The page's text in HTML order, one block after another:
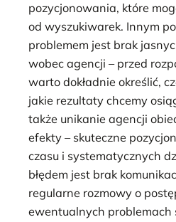
pozycjonowania, które
od wyszukiwarek. Innym
problemem jest brak
wobec agencji – przed
warto dokładnie określić,
jakie rezultaty chcemy
także unikanie agencji
efekty – skuteczne
czasu i systematycznych
błędem jest brak
regularne rozmowy o
ewentualnych problemach